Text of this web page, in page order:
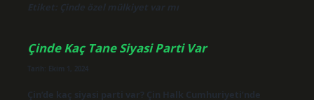
Etiket: Çinde özel mülkiyet var mı
Çinde Kaç Tane Siyasi Parti Var
Tarih: Ekim 1, 2024
Çin’de kaç siyasi parti var? Çin Halk Cumhuriyeti’nde